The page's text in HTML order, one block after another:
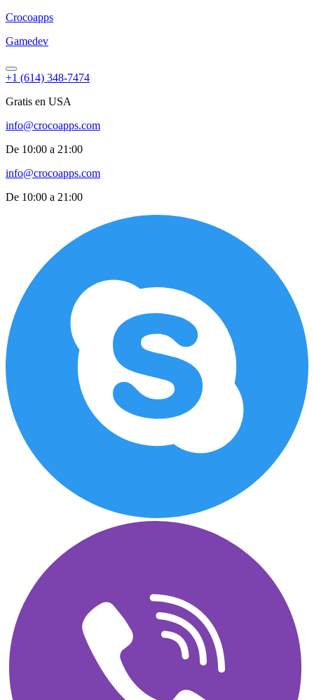
Crocoapps
Gamedev
+1 (614) 348-7474
Gratis en USA
info@crocoapps.com
De 10:00 a 21:00
info@crocoapps.com
De 10:00 a 21:00